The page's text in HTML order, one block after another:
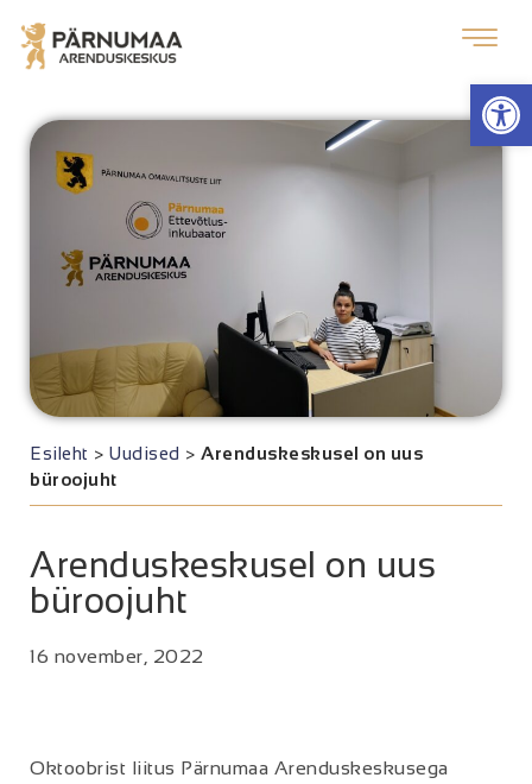
Esileht > Uudised > Arenduskeskusel on uus
büroojuht
Arenduskeskusel on uus
büroojuht
16 november, 2022
Oktoobrist liitus Pärnumaa Arenduskeskusega